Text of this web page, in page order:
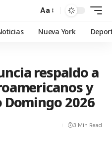
Aa
Nueva York
respaldo a
y
Domingo 2026
3 Min Read